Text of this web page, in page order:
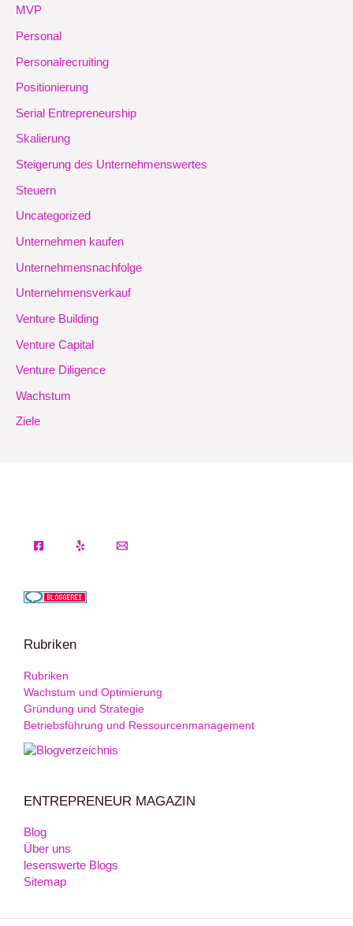
MVP
Personal
Personalrecruiting
Positionierung
Serial Entrepreneurship
Skalierung
Steigerung des Unternehmenswertes
Steuern
Uncategorized
Unternehmen kaufen
Unternehmensnachfolge
Unternehmensverkauf
Venture Building
Venture Capital
Venture Diligence
Wachstum
Ziele
Rubriken
Rubriken
Wachstum und Optimierung
Gründung und Strategie
Betriebsführung und Ressourcenmanagement
ENTREPRENEUR MAGAZIN
Blog
Über uns
lesenswerte Blogs
Sitemap